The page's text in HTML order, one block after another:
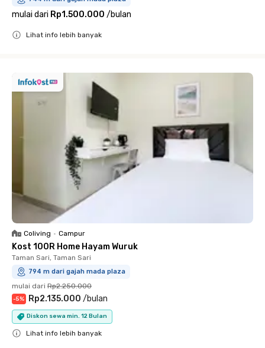
mulai dari Rp1.500.000 /bulan
Lihat info lebih banyak
Coliving • Campur
Kost 100R Home Hayam Wuruk
Taman Sari, Taman Sari
794 m dari gajah mada plaza
mulai dari Rp2.250.000
-5% Rp2.135.000 /bulan
Diskon sewa min. 12 Bulan
Lihat info lebih banyak